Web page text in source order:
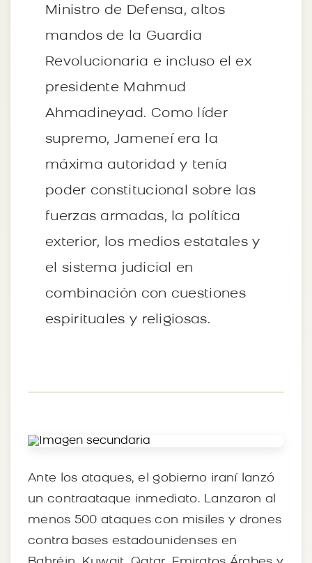
Ministro de Defensa, altos
mandos de la Guardia
Revolucionaria e incluso el ex
presidente Mahmud
Ahmadineyad. Como líder
supremo, Jameneí era la
máxima autoridad y tenía
poder constitucional sobre las
fuerzas armadas, la política
exterior, los medios estatales y
el sistema judicial en
combinación con cuestiones
espirituales y religiosas.
Ante los ataques, el gobierno iraní lanzó
un contraataque inmediato. Lanzaron al
menos 500 ataques con misiles y drones
contra bases estadounidenses en